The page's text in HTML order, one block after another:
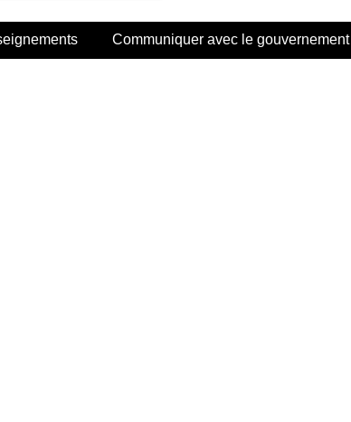
Communiquer avec le gouvernement